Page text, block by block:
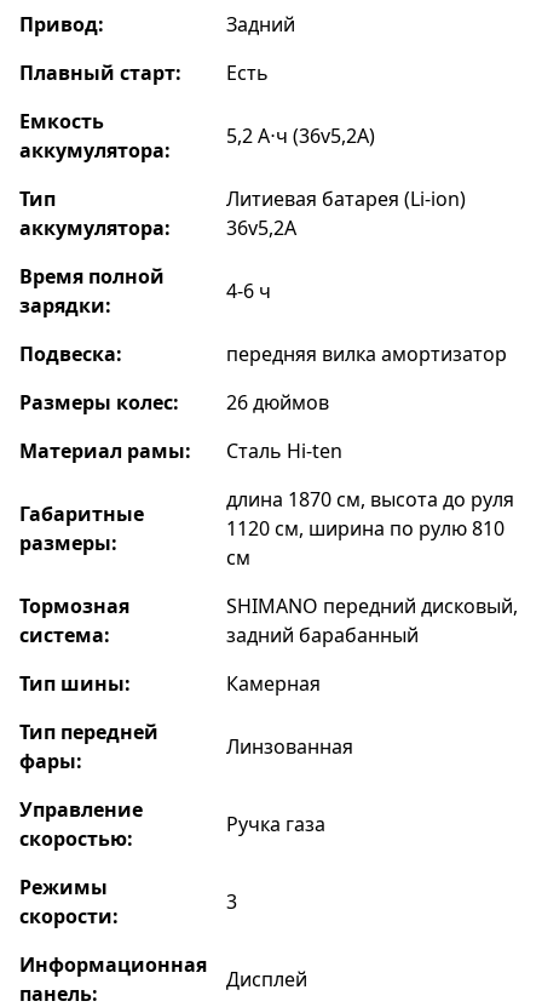
Привод:
Задний
Плавный старт:
Есть
Емкость
аккумулятора:
5,2 А⋅ч (36v5,2А)
Тип
аккумулятора:
Литиевая батарея (Li-ion)
36v5,2А
Время полной
зарядки:
4-6 ч
Подвеска:
передняя вилка амортизатор
Размеры колес:
26 дюймов
Материал рамы:
Сталь Hi-ten
Габаритные
размеры:
длина 1870 см, высота до руля
1120 см, ширина по рулю 810
см
Тормозная
система:
SHIMANO передний дисковый,
задний барабанный
Тип шины:
Камерная
Тип передней
фары:
Линзованная
Управление
скоростью:
Ручка газа
Режимы
скорости:
3
Информационная
панель:
Дисплей